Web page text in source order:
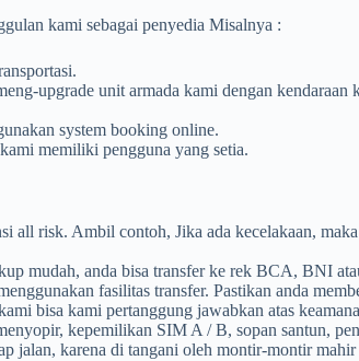
kami sebagai penyedia Misalnya :
upgrade unit armada kami dengan kendaraan
system booking online.
memiliki pengguna yang setia.
all risk. Ambil contoh, Jika ada kecelakaan,
mudah, anda bisa transfer ke rek BCA, BNI
fasilitas transfer. Pastikan anda
bisa kami pertanggung jawabkan atas
kepemilikan SIM A / B, sopan santun,
jalan, karena di tangani oleh montir-montir